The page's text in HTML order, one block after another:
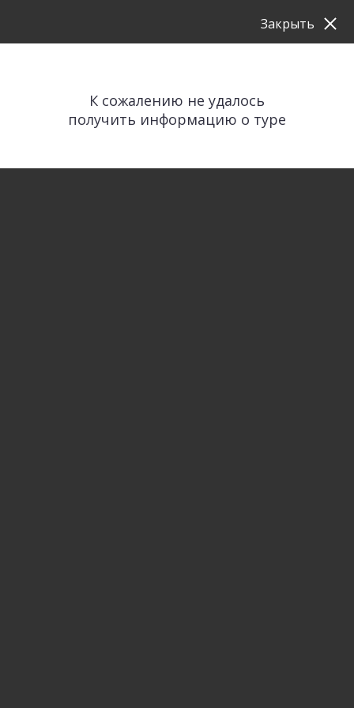
К сожалению не удалось
получить информацию о туре
Закрыть